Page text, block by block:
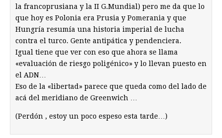
la francoprusiana y la II G.Mundial) pero me da que lo
que hoy es Polonia era Prusia y Pomerania y que
Hungría resumía una historia imperial de lucha
contra el turco. Gente antipática y pendenciera.
Igual tiene que ver con eso que ahora se llama
«evaluación de riesgo poligénico» y lo llevan puesto en
el ADN…
Eso de la «libertad» parece que queda como del lado de
acá del meridiano de Greenwich …
(Perdón , estoy un poco espeso esta tarde…)